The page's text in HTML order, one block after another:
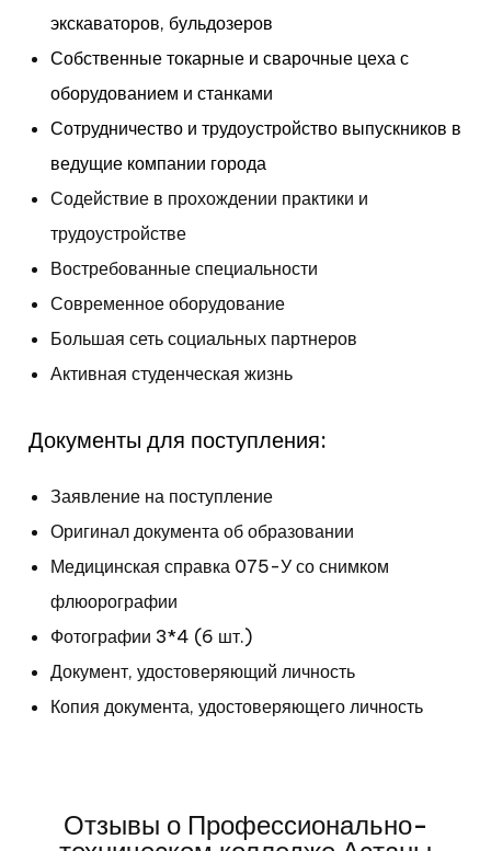
экскаваторов, бульдозеров
Собственные токарные и сварочные цеха с
оборудованием и станками
Сотрудничество и трудоустройство выпускников в
ведущие компании города
Содействие в прохождении практики и
трудоустройстве
Востребованные специальности
Современное оборудование
Большая сеть социальных партнеров
Активная студенческая жизнь
Документы для поступления:
Заявление на поступление
Оригинал документа об образовании
Медицинская справка 075-У со снимком
флюорографии
Фотографии 3*4 (6 шт.)
Документ, удостоверяющий личность
Копия документа, удостоверяющего личность
Отзывы о Профессионально-